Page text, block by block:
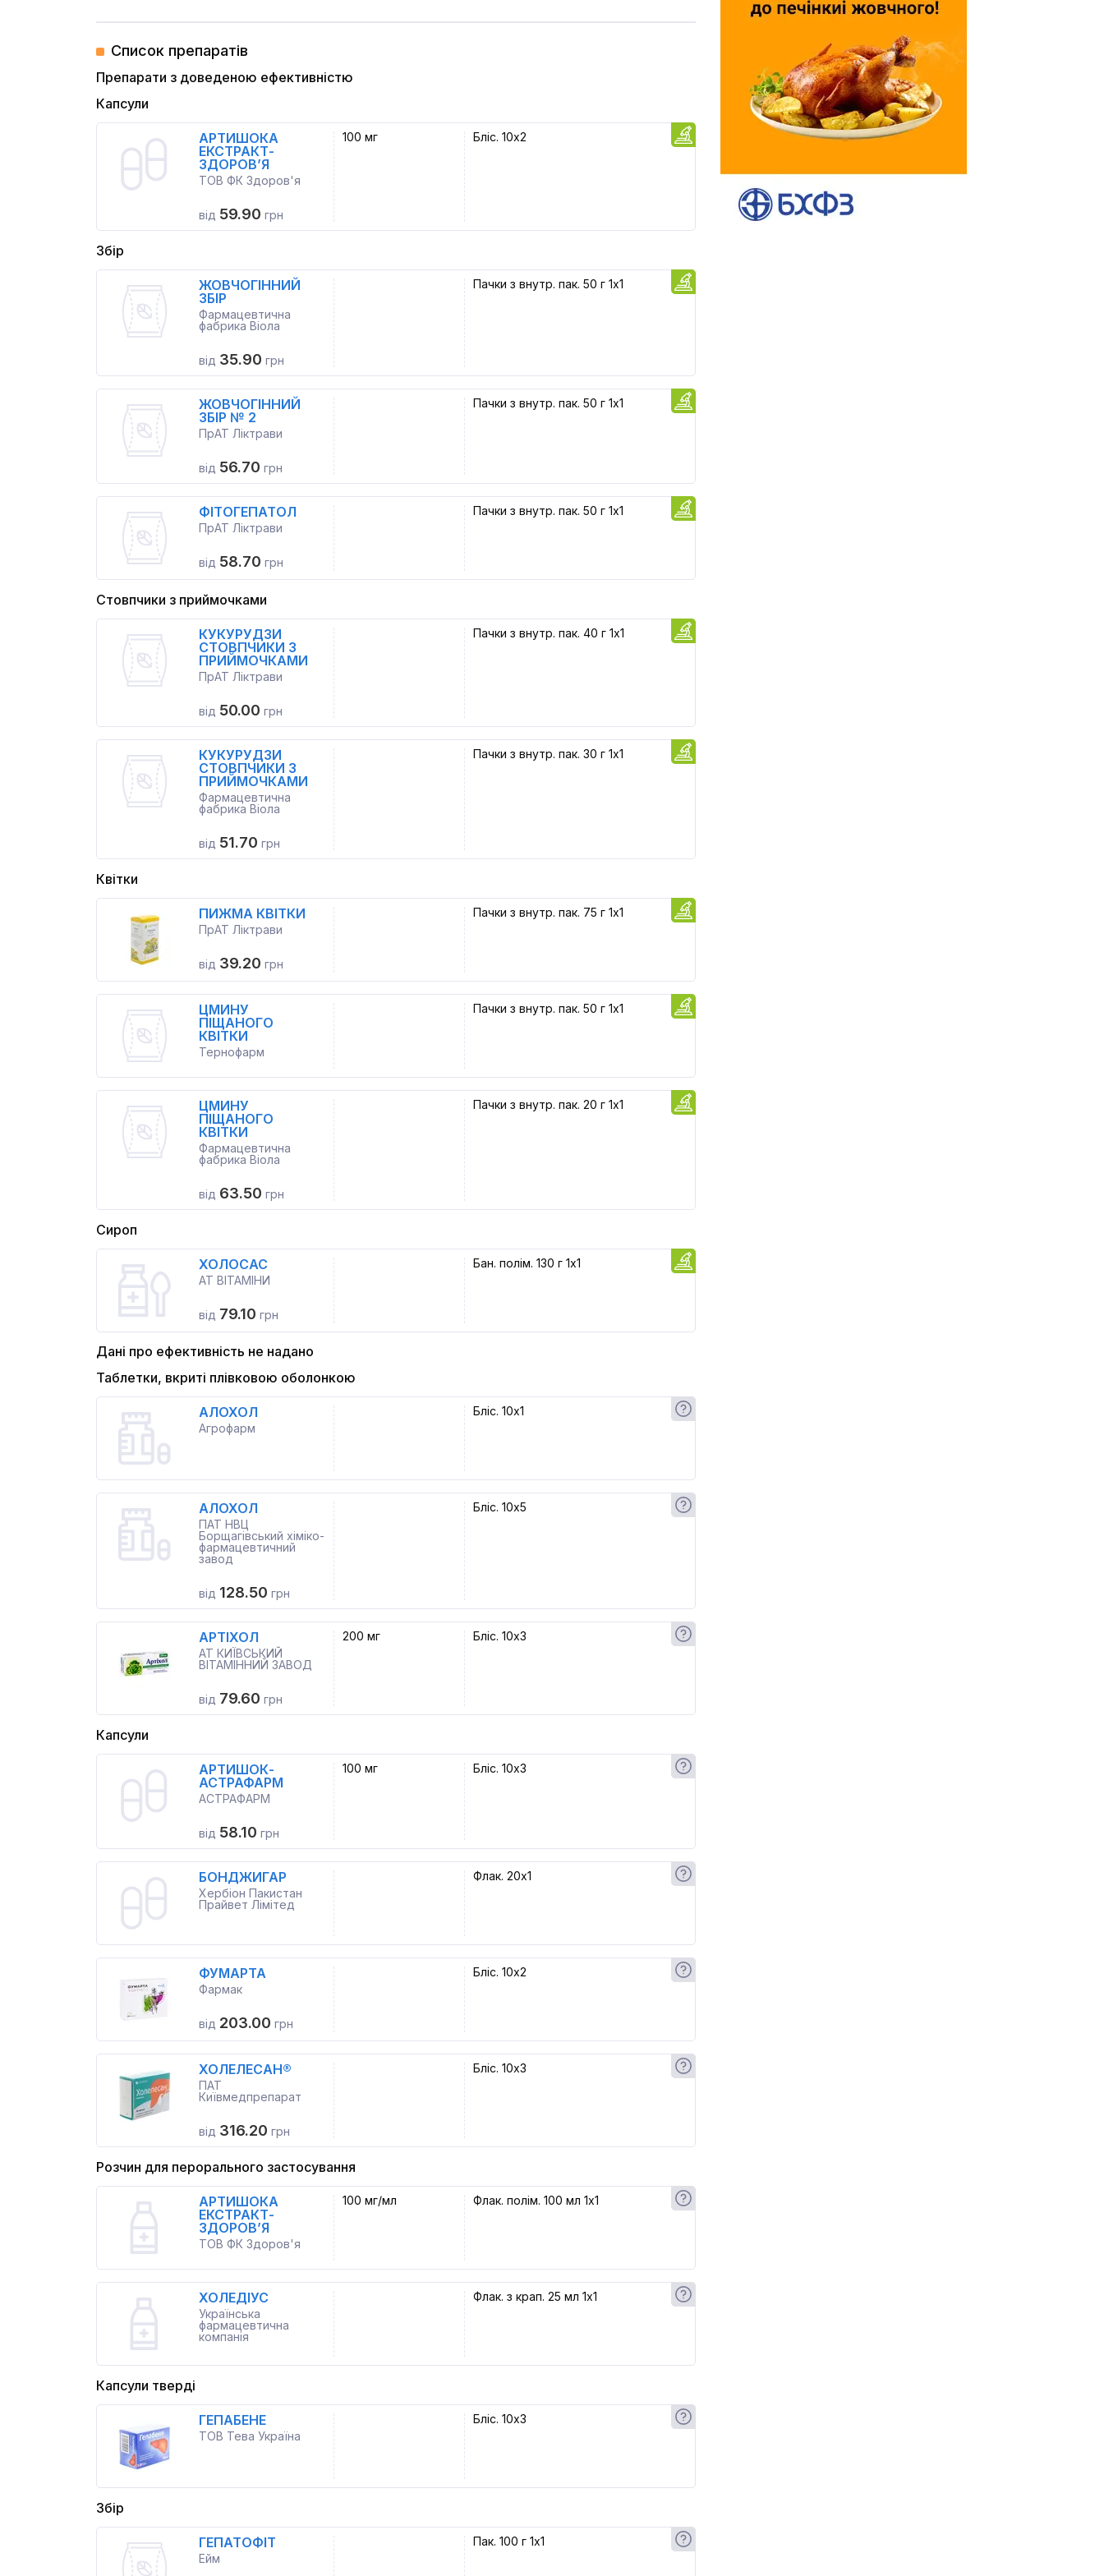
Список препаратів
Препарати з доведеною ефективністю
Капсули
АРТИШОКА
ЕКСТРАКТ-
ЗДОРОВ’Я
ТОВ ФК Здоров'я
від 59.90 грн
100 мг Бліс. 10x2
Збір
ЖОВЧОГІННИЙ
ЗБІР
Фармацевтична
фабрика Віола
від 35.90 грн
Пачки з внутр. пак. 50 г 1x1
ЖОВЧОГІННИЙ
ЗБІР № 2
ПрАТ Ліктрави
від 56.70 грн
Пачки з внутр. пак. 50 г 1x1
ФІТОГЕПАТОЛ
ПрАТ Ліктрави
від 58.70 грн
Пачки з внутр. пак. 50 г 1x1
Стовпчики з приймочками
КУКУРУДЗИ
СТОВПЧИКИ З
ПРИЙМОЧКАМИ
ПрАТ Ліктрави
від 50.00 грн
Пачки з внутр. пак. 40 г 1x1
КУКУРУДЗИ
СТОВПЧИКИ З
ПРИЙМОЧКАМИ
Фармацевтична
фабрика Віола
від 51.70 грн
Пачки з внутр. пак. 30 г 1x1
Квітки
ПИЖМА КВІТКИ
ПрАТ Ліктрави
від 39.20 грн
Пачки з внутр. пак. 75 г 1x1
ЦМИНУ
ПІЩАНОГО
КВІТКИ
Тернофарм
Пачки з внутр. пак. 50 г 1x1
ЦМИНУ
ПІЩАНОГО
КВІТКИ
Фармацевтична
фабрика Віола
від 63.50 грн
Пачки з внутр. пак. 20 г 1x1
Сироп
ХОЛОСАС
АТ ВІТАМІНИ
від 79.10 грн
Бан. полім. 130 г 1x1
Дані про ефективність не надано
Таблетки, вкриті плівковою оболонкою
АЛОХОЛ
Агрофарм
Бліс. 10x1
АЛОХОЛ
ПАТ НВЦ
Борщагівський хіміко-
фармацевтичний
завод
від 128.50 грн
Бліс. 10x5
АРТІХОЛ
АТ КИЇВСЬКИЙ
ВІТАМІННИЙ ЗАВОД
від 79.60 грн
200 мг Бліс. 10x3
Капсули
АРТИШОК-
АСТРАФАРМ
АСТРАФАРМ
від 58.10 грн
100 мг Бліс. 10x3
БОНДЖИГАР
Хербіон Пакистан
Прайвет Лімітед
Флак. 20x1
ФУМАРТА
Фармак
від 203.00 грн
Бліс. 10x2
ХОЛЕЛЕСАН®
ПАТ
Київмедпрепарат
від 316.20 грн
Бліс. 10x3
Розчин для перорального застосування
АРТИШОКА
ЕКСТРАКТ-
ЗДОРОВ’Я
ТОВ ФК Здоров'я
100 мг/мл Флак. полім. 100 мл 1x1
ХОЛЕДІУС
Українська
фармацевтична
компанія
Флак. з крап. 25 мл 1x1
Капсули тверді
ГЕПАБЕНЕ
ТОВ Тева Україна
Бліс. 10x3
Збір
ГЕПАТОФІТ
Ейм
Пак. 100 г 1x1